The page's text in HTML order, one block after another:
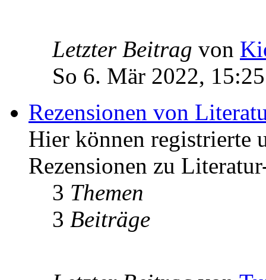
Letzter Beitrag von
So 6. Mär 2022, 15:25
Rezensionen von
Hier können registrierte
Rezensionen zu
3 Themen
3 Beiträge